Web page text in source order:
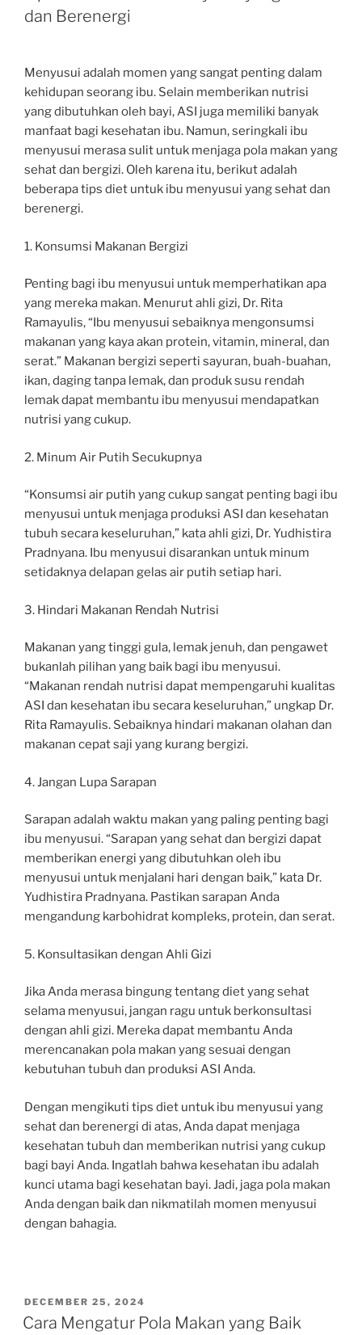
dan Berenergi
Menyusui adalah momen yang sangat penting dalam
kehidupan seorang ibu. Selain memberikan nutrisi
yang dibutuhkan oleh bayi, ASI juga memiliki banyak
manfaat bagi kesehatan ibu. Namun, seringkali ibu
menyusui merasa sulit untuk menjaga pola makan yang
sehat dan bergizi. Oleh karena itu, berikut adalah
beberapa tips diet untuk ibu menyusui yang sehat dan
berenergi.
1. Konsumsi Makanan Bergizi
Penting bagi ibu menyusui untuk memperhatikan apa
yang mereka makan. Menurut ahli gizi, Dr. Rita
Ramayulis, “Ibu menyusui sebaiknya mengonsumsi
makanan yang kaya akan protein, vitamin, mineral, dan
serat.” Makanan bergizi seperti sayuran, buah-buahan,
ikan, daging tanpa lemak, dan produk susu rendah
lemak dapat membantu ibu menyusui mendapatkan
nutrisi yang cukup.
2. Minum Air Putih Secukupnya
“Konsumsi air putih yang cukup sangat penting bagi ibu
menyusui untuk menjaga produksi ASI dan kesehatan
tubuh secara keseluruhan,” kata ahli gizi, Dr. Yudhistira
Pradnyana. Ibu menyusui disarankan untuk minum
setidaknya delapan gelas air putih setiap hari.
3. Hindari Makanan Rendah Nutrisi
Makanan yang tinggi gula, lemak jenuh, dan pengawet
bukanlah pilihan yang baik bagi ibu menyusui.
“Makanan rendah nutrisi dapat mempengaruhi kualitas
ASI dan kesehatan ibu secara keseluruhan,” ungkap Dr.
Rita Ramayulis. Sebaiknya hindari makanan olahan dan
makanan cepat saji yang kurang bergizi.
4. Jangan Lupa Sarapan
Sarapan adalah waktu makan yang paling penting bagi
ibu menyusui. “Sarapan yang sehat dan bergizi dapat
memberikan energi yang dibutuhkan oleh ibu
menyusui untuk menjalani hari dengan baik,” kata Dr.
Yudhistira Pradnyana. Pastikan sarapan Anda
mengandung karbohidrat kompleks, protein, dan serat.
5. Konsultasikan dengan Ahli Gizi
Jika Anda merasa bingung tentang diet yang sehat
selama menyusui, jangan ragu untuk berkonsultasi
dengan ahli gizi. Mereka dapat membantu Anda
merencanakan pola makan yang sesuai dengan
kebutuhan tubuh dan produksi ASI Anda.
Dengan mengikuti tips diet untuk ibu menyusui yang
sehat dan berenergi di atas, Anda dapat menjaga
kesehatan tubuh dan memberikan nutrisi yang cukup
bagi bayi Anda. Ingatlah bahwa kesehatan ibu adalah
kunci utama bagi kesehatan bayi. Jadi, jaga pola makan
Anda dengan baik dan nikmatilah momen menyusui
dengan bahagia.
POSTED
ON
DECEMBER 25, 2024
Cara Mengatur Pola Makan yang Baik